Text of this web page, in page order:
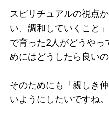
スピリチュアルの視点
い、調和していくこと
で育った2人がどうやっ
めにはどうしたら良い
そのためにも「親しき
いようにしたいですね。